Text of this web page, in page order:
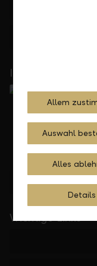
In Ihrer Nähe
Wichtige Links
Allem
Auswahl
Alles
Details